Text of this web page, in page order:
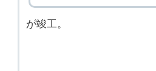
が竣工。